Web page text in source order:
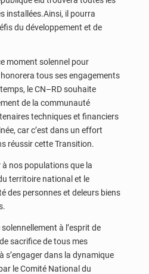
installées.Ainsi, il pourra
du développement et de
moment solennel pour
tous ses engagements
le CN–RD souhaite
de la communauté
techniques et financiers
car c’est dans un effort
réussir cette Transition.
nos populations que la
territoire national et le
des personnes et deleurs biens
à l’esprit de
sacrifice de tous mes
s’engager dans la dynamique
le Comité National du